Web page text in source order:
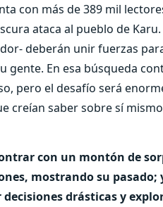
con más de 389 mil
ataca al pueblo de
deberán unir fuerzas
gente. En esa búsqueda
pero el desafío será
creían saber sobre sí
con un montón de
mostrando su
drásticas y